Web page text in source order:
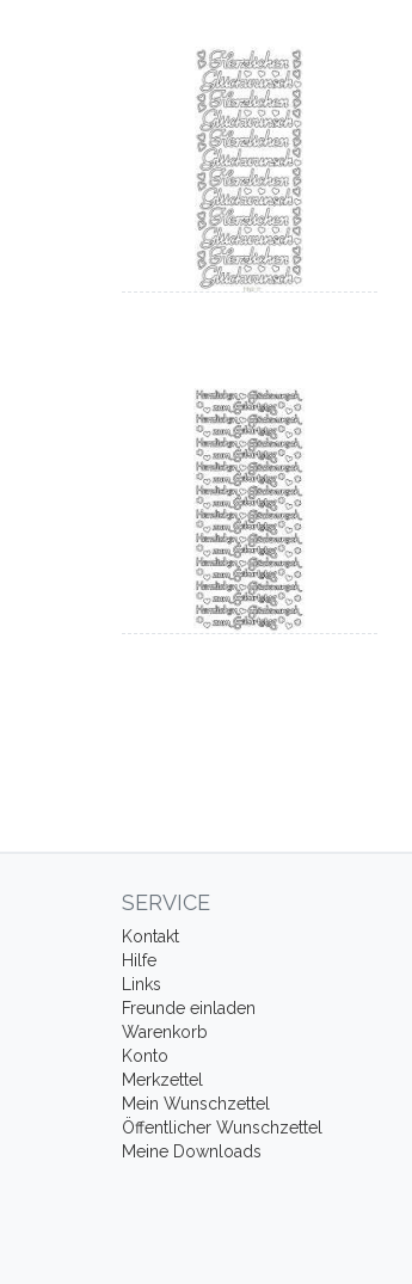
SERVICE
Kontakt
Hilfe
Links
Freunde einladen
Warenkorb
Konto
Merkzettel
Mein Wunschzettel
Öffentlicher Wunschzettel
Meine Downloads